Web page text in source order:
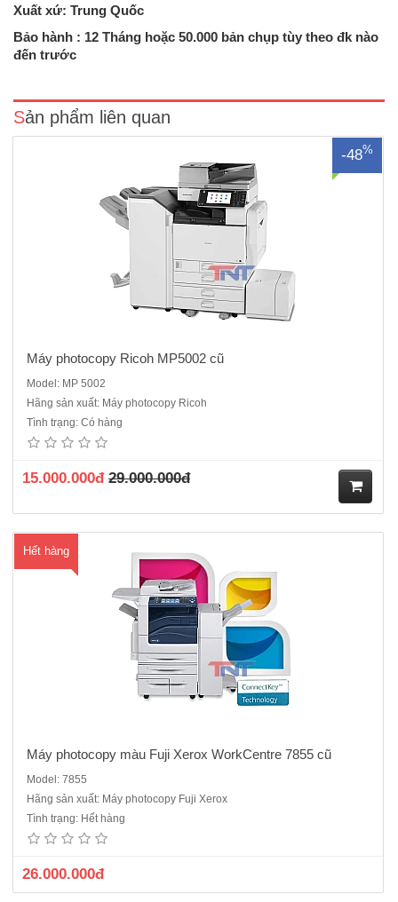
Xuất xứ: Trung Quốc
Bảo hành : 12 Tháng hoặc 50.000 bản chụp tùy theo đk nào
đến trước
Sản phẩm liên quan
-48%
Máy Photocopy Ricoh MP5002 ( copy/in/scan mạng) là dòng máy cũ
nhập khẩu sản xuất năm 2014/2015CHỨC NĂNG SAO CHỤPQuét,
tạo ảnh bằng 2 tia laser và in bằng tĩnh điệnTốc độ sao chụp: 50 trang/
Máy photocopy Ricoh MP5002 cũ
Model: MP 5002
Hãng sản xuất: Máy photocopy Ricoh
Tình trạng: Có hàng
15.000.000đ 29.000.000đ
Hết hàng
Email, Print, Scan qua cổng mạngTốc độ Copy/Print: 55trang
/phútThời gian chụp bản đầu tiên: Màu ~13-7s /Đen trắng: ~11-
phân ..
Máy photocopy màu Fuji Xerox WorkCentre 7855 cũ
Model: 7855
Hãng sản xuất: Máy photocopy Fuji Xerox
Tình trạng: Hết hàng
26.000.000đ
Máy Photocopy màu Fuji Xerox WorkCentre 7845 cũChức năng :Copy,
Email, Print, Scan qua cổng mạngTốc độ Copy/Print: 35trang
/phútThời gian chụp bản đầu tiên: Màu ~13-7s /Đen trắng: ~11-
6sDung lượng giấy tối đa:5,140 tờChức năng Sao chụp (Copy):Độ